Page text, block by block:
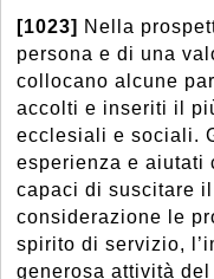
[1023] Nella
persona e di una
collocano alcune
accolti e inseriti il
ecclesiali e sociali.
esperienza e aiutati
capaci di suscitare
considerazione le
spirito di servizio,
generosa attività